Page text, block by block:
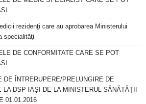
rezidenţi care au aprobarea Ministerului
specialităţi
DE CONFORMITATE CARE SE POT
DE ÎNTRERUPERE/PRELUNGIRE DE
LA DSP IAȘI DE LA MINISTERUL SĂNĂTĂȚII
01.01.2016